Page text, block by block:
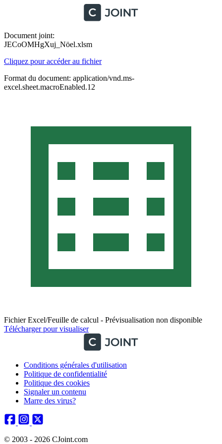
Document joint:
JECoOMHgXuj_Nöel.xlsm
Cliquez pour accéder au fichier
Format du document: application/vnd.ms-
excel.sheet.macroEnabled.12
Fichier Excel/Feuille de calcul - Prévisualisation non disponible
Télécharger pour visualiser
Conditions générales d'utilisation
Politique de confidentialité
Politique des cookies
Signaler un contenu
Marre des virus?
© 2003 - 2026 CJoint.com